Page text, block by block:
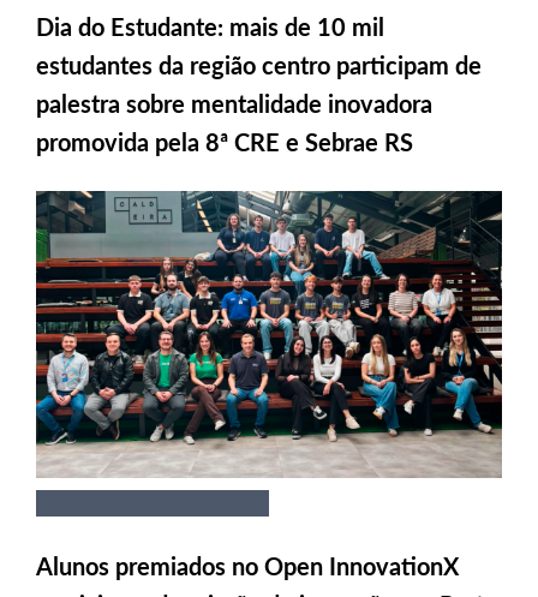
Dia do Estudante: mais de 10 mil
estudantes da região centro participam de
palestra sobre mentalidade inovadora
promovida pela 8ª CRE e Sebrae RS
Alunos premiados no Open InnovationX